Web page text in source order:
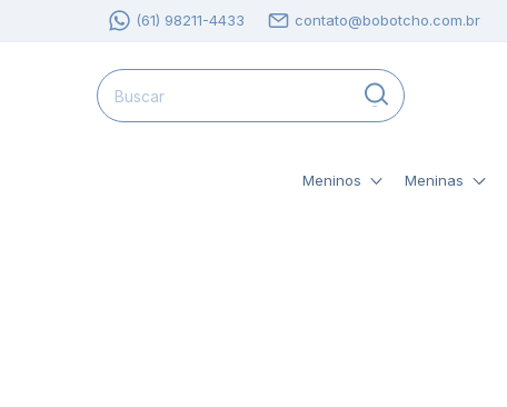
(61) 98211-4433 contato@bobotcho.com.br
Meninos Meninas